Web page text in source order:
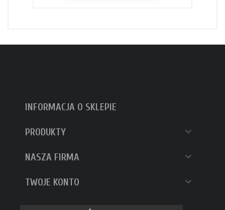
INFORMACJA O SKLEPIE
PRODUKTY 
NASZA FIRMA 
TWOJE KONTO 